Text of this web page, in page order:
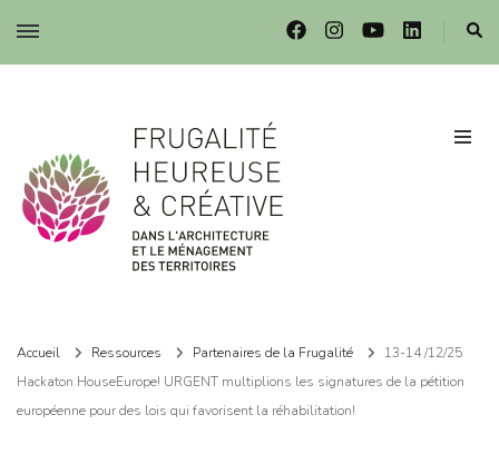
Frugalité dans l'architecture et le ménagement des territoires
Accueil Ressources Partenaires de la Frugalité
13-14 /12/25
Hackaton HouseEurope! URGENT multiplions les signatures de la pétition
européenne pour des lois qui favorisent la réhabilitation!